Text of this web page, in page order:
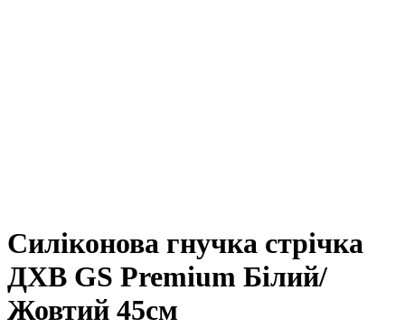
Силіконова гнучка стрічка
ДХВ GS Premium Білий/
Жовтий 45см